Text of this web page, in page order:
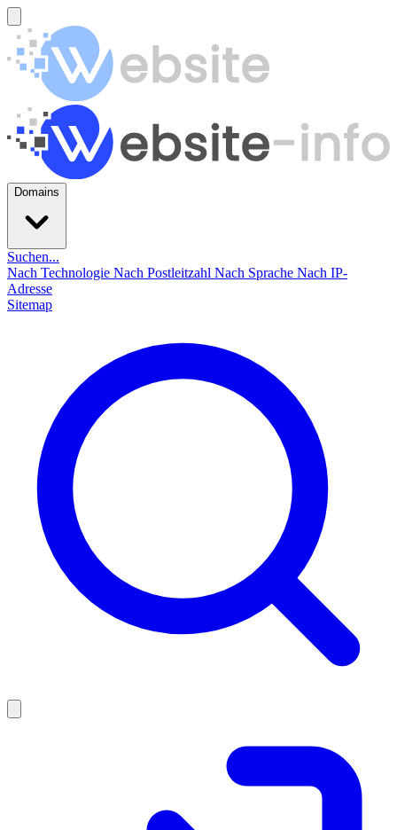
Domains
Suchen...
Nach Technologie Nach Postleitzahl Nach Sprache Nach IP-
Adresse
Sitemap